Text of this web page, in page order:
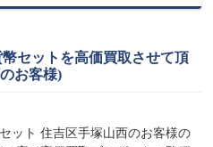
セットを高価買取させて頂
お客様)
ット 住吉区手塚山西のお客様の